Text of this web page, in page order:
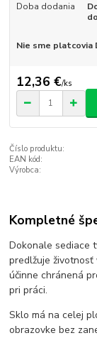
Doba dodania
Nie sme platcovia
12,36 €/ks
Číslo produktu:
EAN kód:
Výrobca:
Kompletné
Dokonale sediace
predlžuje
účinne chránená
pri práci.
Sklo má na celej
obrazovke bez